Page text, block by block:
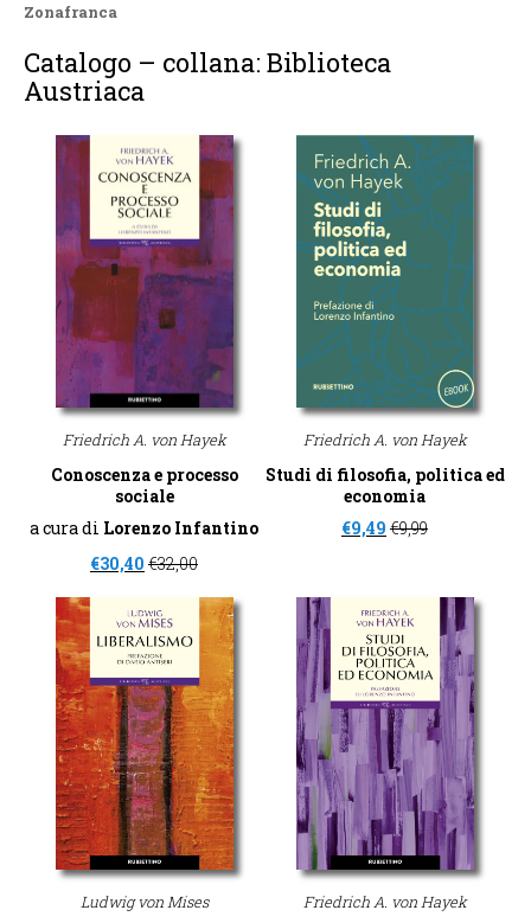
Zonafranca
Catalogo – collana: Biblioteca
Austriaca
Friedrich A. von Hayek
Conoscenza e processo
sociale
a cura di Lorenzo Infantino
€30,40 €32,00
Friedrich A. von Hayek
Studi di filosofia, politica ed
economia
€9,49 €9,99
Ludwig von Mises Friedrich A. von Hayek